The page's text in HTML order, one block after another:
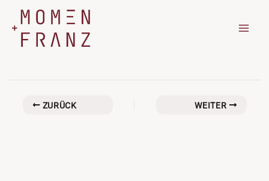
Inhalt
springen
ZURÜCK WEITER